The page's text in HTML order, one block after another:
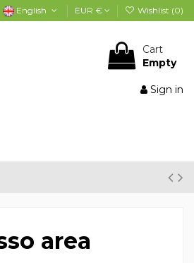
English EUR € Wishlist (0)
Cart
Empty
Sign in
area